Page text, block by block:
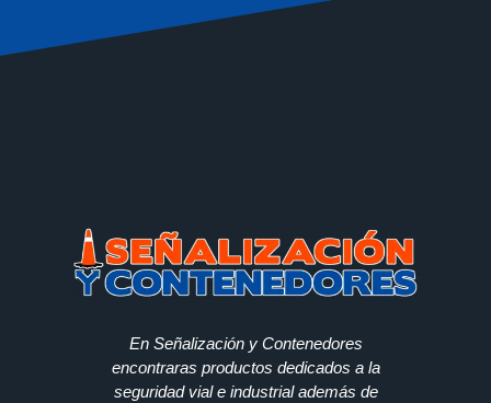
En Señalización y Contenedores
encontraras productos dedicados a la
seguridad vial e industrial además de